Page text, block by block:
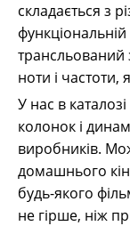
складається з
трансльований
ноти і частоти,
У нас в
колонок і
виробників.
домашнього
будь-якого
не гірше, ніж